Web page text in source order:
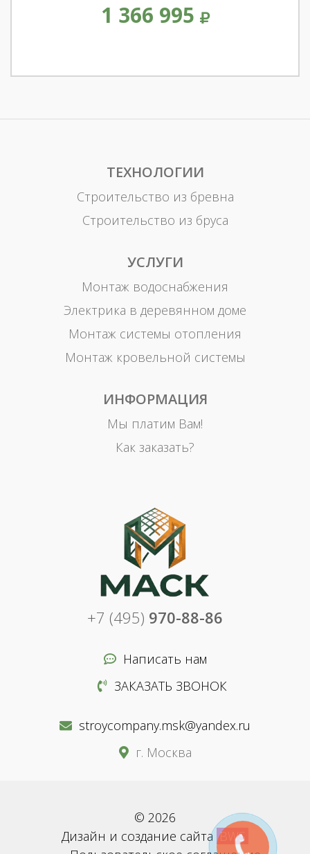
1 366 995
ТЕХНОЛОГИИ
Строительство из бревна
Строительство из бруса
УСЛУГИ
Монтаж водоснабжения
Электрика в деревянном доме
Монтаж системы отопления
Монтаж кровельной системы
ИНФОРМАЦИЯ
Мы платим Вам!
Как заказать?
+7 (495) 970-88-86
Написать нам
ЗАКАЗАТЬ ЗВОНОК
stroycompany.msk@yandex.ru
г. Москва
© 2026
Дизайн и создание сайта BWS